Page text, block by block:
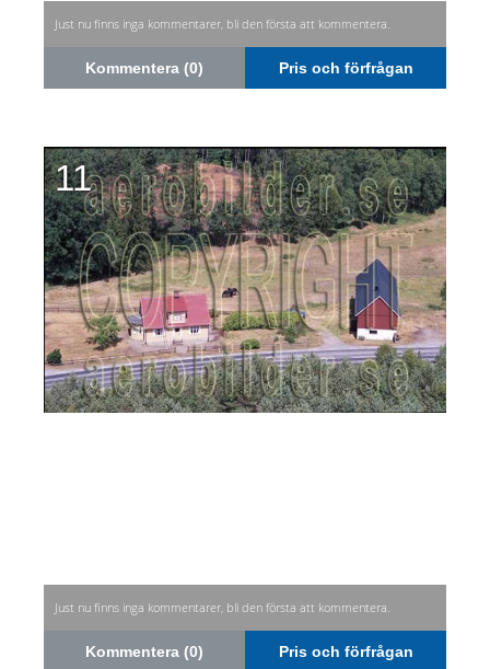
Just nu finns inga kommentarer, bli den första att kommentera.
Kommentera (0) Pris och förfrågan
11
Just nu finns inga kommentarer, bli den första att kommentera.
Kommentera (0) Pris och förfrågan